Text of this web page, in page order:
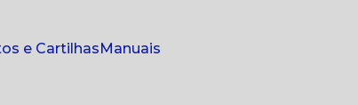
e Cartilhas
Manuais